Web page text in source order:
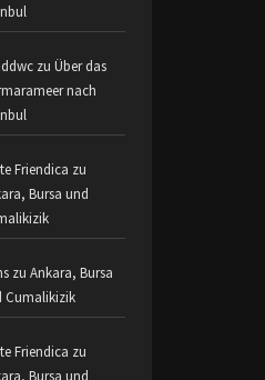
zu Über das
nach
Friendica zu
Bursa und
zu Ankara, Bursa
Cumalikizik
Friendica zu
Bursa und